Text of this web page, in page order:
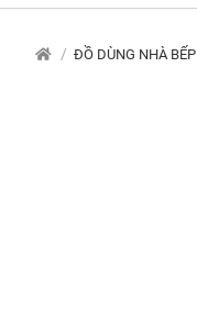
ĐỒ DÙNG NHÀ BẾP